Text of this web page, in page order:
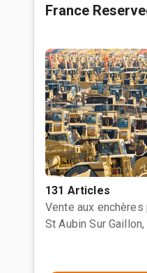
France
131 Articles
Vente aux enchères
St Aubin Sur Gaillon,